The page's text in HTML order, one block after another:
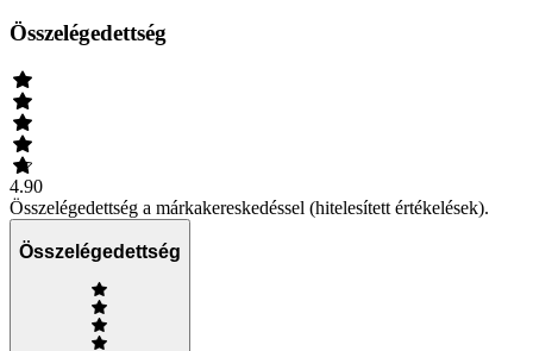
Összelégedettség
4.90
Összelégedettség a márkakereskedéssel (hitelesített értékelések).
Összelégedettség